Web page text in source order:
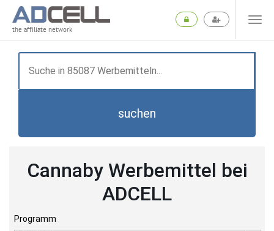
the affiliate network
suchen
Cannaby Werbemittel bei
ADCELL
Programm